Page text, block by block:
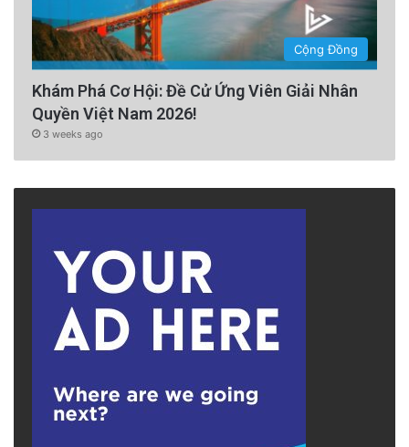
Cộng Đồng
Khám Phá Cơ Hội: Đề Cử Ứng Viên Giải Nhân
Quyền Việt Nam 2026!
3 weeks ago